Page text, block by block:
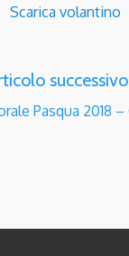
Scarica volantino
successivo
Pasqua 2018 –